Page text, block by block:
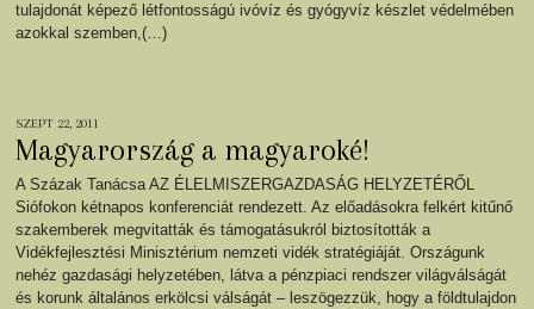
tulajdonát képező létfontosságú ivóvíz és gyógyvíz készlet védelmében
azokkal szemben,(…)
SZEPT 22, 2011
Magyarország a magyaroké!
A Százak Tanácsa AZ ÉLELMISZERGAZDASÁG HELYZETÉRŐL
Siófokon kétnapos konferenciát rendezett. Az előadásokra felkért kitűnő
szakemberek megvitatták és támogatásukról biztosították a
Vidékfejlesztési Minisztérium nemzeti vidék stratégiáját. Országunk
nehéz gazdasági helyzetében, látva a pénzpiaci rendszer világválságát
és korunk általános erkölcsi válságát – leszögezzük, hogy a földtulajdon